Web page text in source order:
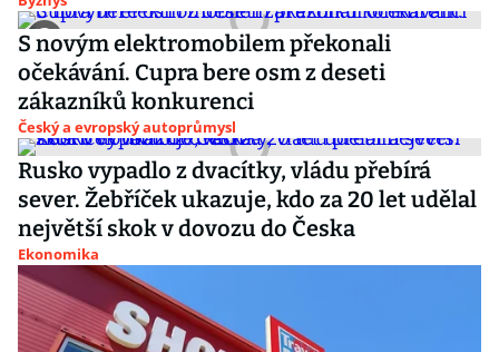
S novým elektromobilem překonali
očekávání. Cupra bere osm z deseti
zákazníků konkurenci
Český a evropský autoprůmysl
Rusko vypadlo z dvacítky, vládu přebírá
sever. Žebříček ukazuje, kdo za 20 let udělal
největší skok v dovozu do Česka
Ekonomika